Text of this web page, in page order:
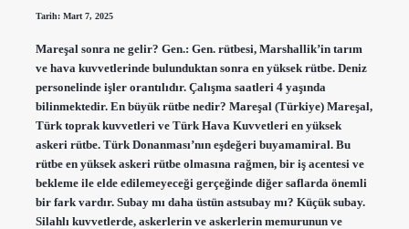
Tarih: Mart 7, 2025
Mareşal sonra ne gelir? Gen.: Gen. rütbesi, Marshallik’in tarım
ve hava kuvvetlerinde bulunduktan sonra en yüksek rütbe. Deniz
personelinde işler orantılıdır. Çalışma saatleri 4 yaşında
bilinmektedir. En büyük rütbe nedir? Mareşal (Türkiye) Mareşal,
Türk toprak kuvvetleri ve Türk Hava Kuvvetleri en yüksek
askeri rütbe. Türk Donanması’nın eşdeğeri buyamamiral. Bu
rütbe en yüksek askeri rütbe olmasına rağmen, bir iş acentesi ve
bekleme ile elde edilemeyeceği gerçeğinde diğer saflarda önemli
bir fark vardır. Subay mı daha üstün astsubay mı? Küçük subay.
Silahlı kuvvetlerde, askerlerin ve askerlerin memurunun ve